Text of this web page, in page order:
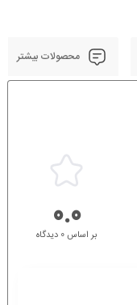
محصولات بیشتر
0.0بر اساس 0 دیدگاه